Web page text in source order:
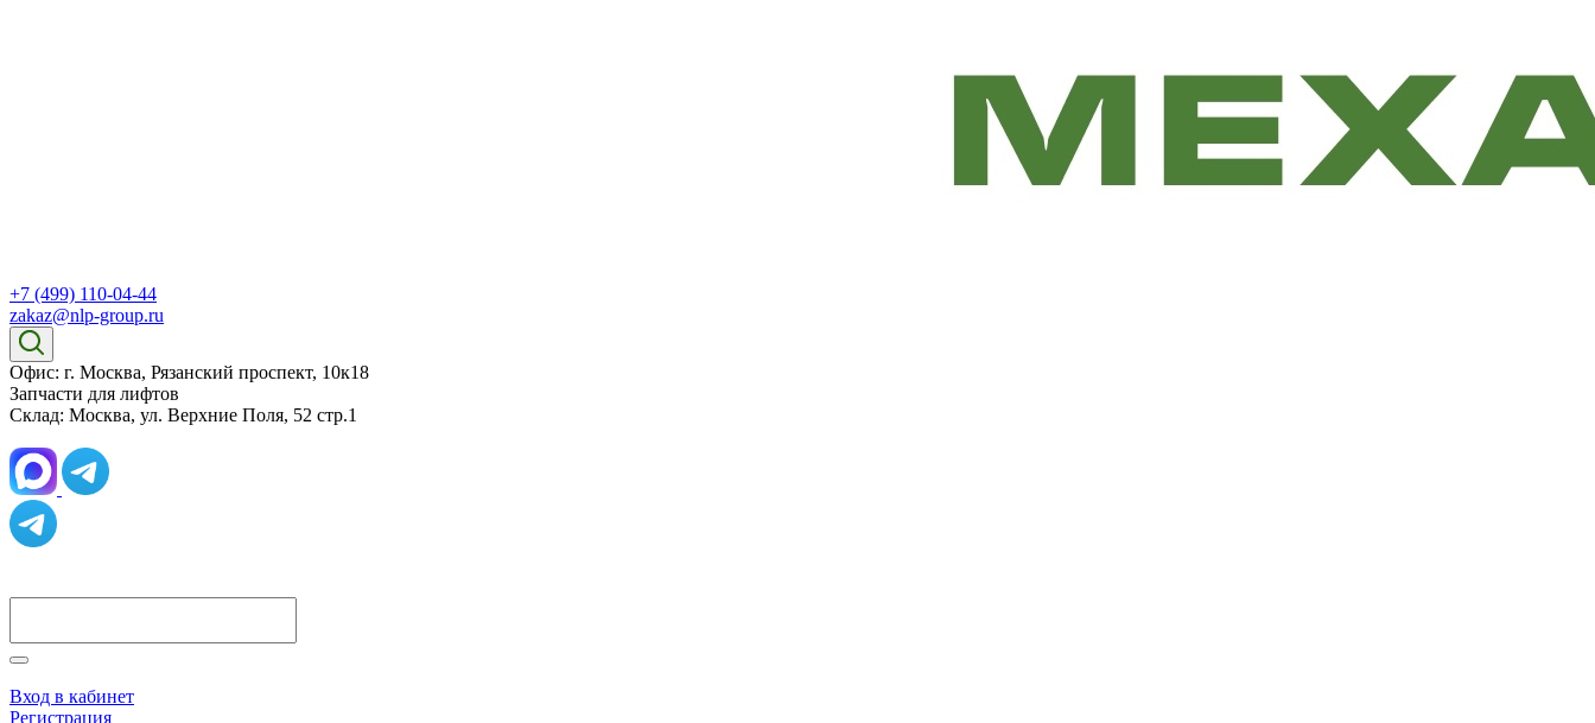
+7 (499) 110-04-44
zakaz@nlp-group.ru
Офис: г. Москва, Рязанский проспект, 10к18
Запчасти для лифтов
Склад: Москва, ул. Верхние Поля, 52 стр.1
Вход в кабинет
Регистрация